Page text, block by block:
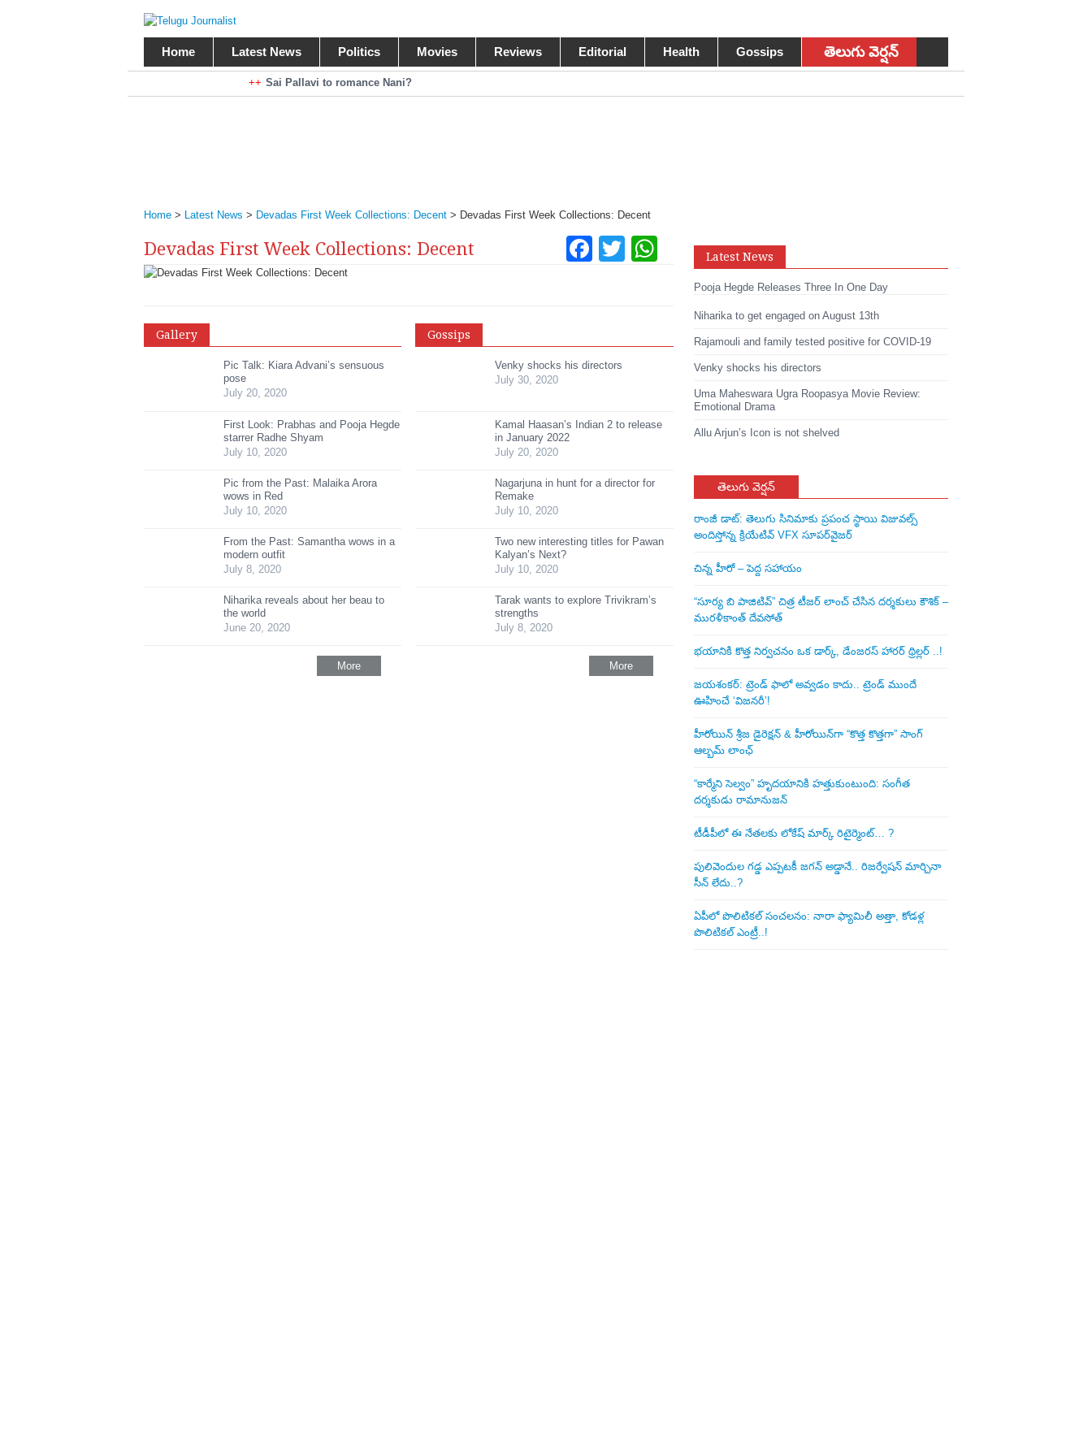
Home Latest News Politics Movies Reviews Editorial Health Gossips తెలుగు వెర్షన్
Sai Pallavi to romance Nani?
Kiara Advani to romance Pawan Kalyan
Home > Latest News > Devadas First Week Collections: Decent > Devadas First Week Collections: Decent
Devadas First Week Collections: Decent Facebook
TwitterWhatsApp
Pinterest
LinkedIn
Gallery
Pic Talk: Kiara Advani’s sensuous
pose
July 20, 2020
First Look: Prabhas and Pooja Hegde
starrer Radhe Shyam
July 10, 2020
Pic from the Past: Malaika Arora
wows in Red
July 10, 2020
From the Past: Samantha wows in a
modern outfit
July 8, 2020
Niharika reveals about her beau to
the world
June 20, 2020
More
Gossips
Venky shocks his directors
July 30, 2020
Kamal Haasan’s Indian 2 to release
in January 2022
July 20, 2020
Nagarjuna in hunt for a director for
Remake
July 10, 2020
Two new interesting titles for Pawan
Kalyan’s Next?
July 10, 2020
Tarak wants to explore Trivikram’s
strengths
July 8, 2020
More
Latest News
Pooja Hegde Releases Three In One Day
Niharika to get engaged on August 13th
Rajamouli and family tested positive for COVID-19
Venky shocks his directors
Uma Maheswara Ugra Roopasya Movie Review:
Emotional Drama
Allu Arjun’s Icon is not shelved
తెలుగు వెర్షన్
రాంజీ డాట్: తెలుగు సినిమాకు ప్రపంచ స్థాయి విజువల్స్
అందిస్తోన్న క్రియేటివ్ VFX సూపర్‌వైజర్
చిన్న హీరో – పెద్ద సహాయం
“సూర్య బి పాజిటివ్” చిత్ర టీజర్ లాంచ్ చేసిన‌ దర్శకులు కౌశిక్ –
మురళీకాంత్ దేవసోత్
భయానికి కొత్త నిర్వచనం ఒక డార్క్, డేంజరస్ హారర్ థ్రిల్లర్ ..!
జయశంకర్: ట్రెండ్‌ ఫాలో అవ్వడం కాదు.. ట్రెండ్‌ ముందే
ఊహించే ‘విజనరీ’!
హీరోయిన్ శ్రీజ డైరెక్ష‌న్ & హీరోయిన్‌గా “కొత్త కొత్తగా” సాంగ్
ఆల్బమ్ లాంఛ్
“కార్మేని సెల్వం” హృదయానికి హత్తుకుంటుంది: సంగీత
దర్శకుడు రామానుజన్
టీడీపీలో ఈ నేత‌ల‌కు లోకేష్ మార్క్ రిటైర్మెంట్‌… ?
పులివెందుల గ‌డ్డ ఎప్ప‌ట‌కీ జ‌గ‌న్ అడ్డానే.. రిజ‌ర్వేష‌న్ మార్చినా
సీన్ లేదు..?
ఏపీలో పొలిటిక‌ల్ సంచ‌ల‌నం: నారా ఫ్యామిలీ అత్తా, కోడ‌ళ్ల
పొలిటికల్ ఎంట్రీ..!